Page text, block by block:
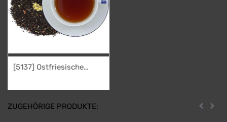
[5137] Ostfriesische
ZUGEHÖRIGE PRODUKTE: Zurück